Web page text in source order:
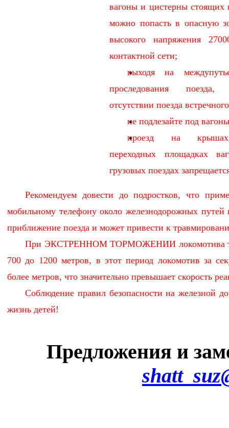
вагоны и цистерны стоящих
можно попасть в опасную
высокого напряжения
контактной сети;
выходя на
проследования
отсутствии поезда
не подлезайте под
проезд на
переходных площадках
грузовых поездах
Рекомендуем довести до подростков, что
мобильному телефону около железнодорожных
приближение поезда и может привести к
При ЭКСТРЕННОМ ТОРМОЖЕНИИ локомотива
700 до 1200 метров, в этот период локомотив за
более метров, что значительно превышает скорость
Соблюдение правил безопасности на железной
жизнь детей!
Предложения и